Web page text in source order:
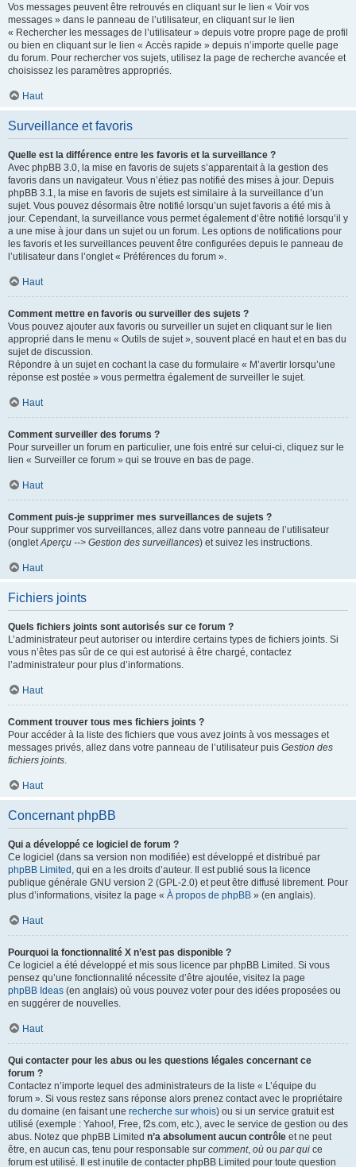
Vos messages peuvent être retrouvés en cliquant sur le lien « Voir vos
messages » dans le panneau de l’utilisateur, en cliquant sur le lien
« Rechercher les messages de l’utilisateur » depuis votre propre page de profil
ou bien en cliquant sur le lien « Accès rapide » depuis n’importe quelle page
du forum. Pour rechercher vos sujets, utilisez la page de recherche avancée et
choisissez les paramètres appropriés.
Haut
Surveillance et favoris
Quelle est la différence entre les favoris et la surveillance ?
Avec phpBB 3.0, la mise en favoris de sujets s’apparentait à la gestion des
favoris dans un navigateur. Vous n’étiez pas notifié des mises à jour. Depuis
phpBB 3.1, la mise en favoris de sujets est similaire à la surveillance d’un
sujet. Vous pouvez désormais être notifié lorsqu’un sujet favoris a été mis à
jour. Cependant, la surveillance vous permet également d’être notifié lorsqu’il y
a une mise à jour dans un sujet ou un forum. Les options de notifications pour
les favoris et les surveillances peuvent être configurées depuis le panneau de
l’utilisateur dans l’onglet « Préférences du forum ».
Haut
Comment mettre en favoris ou surveiller des sujets ?
Vous pouvez ajouter aux favoris ou surveiller un sujet en cliquant sur le lien
approprié dans le menu « Outils de sujet », souvent placé en haut et en bas du
sujet de discussion.
Répondre à un sujet en cochant la case du formulaire « M’avertir lorsqu’une
réponse est postée » vous permettra également de surveiller le sujet.
Haut
Comment surveiller des forums ?
Pour surveiller un forum en particulier, une fois entré sur celui-ci, cliquez sur le
lien « Surveiller ce forum » qui se trouve en bas de page.
Haut
Comment puis-je supprimer mes surveillances de sujets ?
Pour supprimer vos surveillances, allez dans votre panneau de l’utilisateur
(ongletAperçu --> Gestion des surveillances) et suivez les instructions.
Haut
Fichiers joints
Quels fichiers joints sont autorisés sur ce forum ?
L’administrateur peut autoriser ou interdire certains types de fichiers joints. Si
vous n’êtes pas sûr de ce qui est autorisé à être chargé, contactez
l’administrateur pour plus d’informations.
Haut
Comment trouver tous mes fichiers joints ?
Pour accéder à la liste des fichiers que vous avez joints à vos messages et
messages privés, allez dans votre panneau de l’utilisateur puis Gestion des
fichiers joints.
Haut
Concernant phpBB
Qui a développé ce logiciel de forum ?
Ce logiciel (dans sa version non modifiée) est développé et distribué par
phpBB Limited , qui en a les droits d’auteur. Il est publié sous la licence
publique générale GNU version 2 (GPL-2.0) et peut être diffusé librement. Pour
plus d’informations, visitez la page « À propos de phpBB » (en anglais).
Haut
Pourquoi la fonctionnalité X n’est pas disponible ?
Ce logiciel a été développé et mis sous licence par phpBB Limited. Si vous
pensez qu’une fonctionnalité nécessite d’être ajoutée, visitez la page
phpBB Ideas (en anglais) où vous pouvez voter pour des idées proposées ou
en suggérer de nouvelles.
Haut
Qui contacter pour les abus ou les questions légales concernant ce
forum ?
Contactez n’importe lequel des administrateurs de la liste « L’équipe du
forum ». Si vous restez sans réponse alors prenez contact avec le propriétaire
du domaine (en faisant une recherche sur whois) ou si un service gratuit est
utilisé (exemple : Yahoo!, Free, f2s.com, etc.), avec le service de gestion ou des
abus. Notez que phpBB Limited n’a absolument aucun contrôle et ne peut
être, en aucun cas, tenu pour responsable sur comment, où ou par qui ce
forum est utilisé. Il est inutile de contacter phpBB Limited pour toute question